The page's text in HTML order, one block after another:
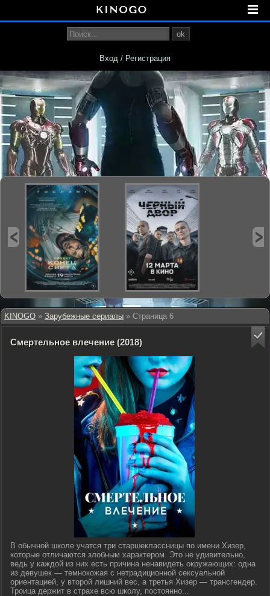
KINOGO » Зарубежные сериалы » Страница 6
Смертельное влечение (2018)
В обычной школе учатся три старшеклассницы по имени Хизер,
которые отличаются злобным характером. Это не удивительно,
ведь у каждой из них есть причина ненавидеть окружающих: одна
из девушек — темнокожая с нетрадиционной сексуальной
ориентацией, у второй лишний вес, а третья Хизер — трансгендер.
Троица держит в страхе всю школу, постоянно...
ok
Вход / Регистрация